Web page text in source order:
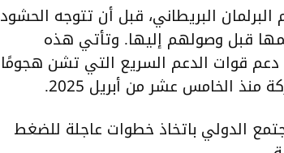
البريطاني، قبل أن تتوجه الحشود
قبل وصولهم إليها. وتأتي هذه
دعم قوات الدعم السريع التي تشن هجومًا
الخامس عشر من أبريل 2025.
الدولي باتخاذ خطوات عاجلة للضغط